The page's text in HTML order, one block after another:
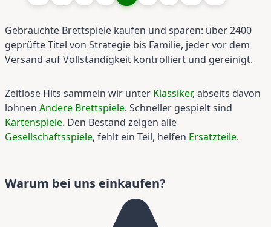
Gebrauchte Brettspiele kaufen und sparen: über 2400
geprüfte Titel von Strategie bis Familie, jeder vor dem
Versand auf Vollständigkeit kontrolliert und gereinigt.
Zeitlose Hits sammeln wir unter Klassiker, abseits davon
lohnen Andere Brettspiele. Schneller gespielt sind
Kartenspiele. Den Bestand zeigen alle
Gesellschaftsspiele, fehlt ein Teil, helfen Ersatzteile.
Warum bei uns einkaufen?